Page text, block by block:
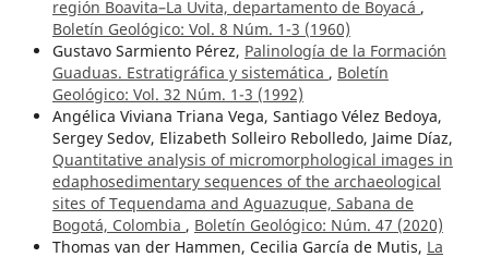
región Boavita–La Uvita, departamento de Boyacá ,
Boletín Geológico: Vol. 8 Núm. 1-3 (1960)
Gustavo Sarmiento Pérez, Palinología de la Formación
Guaduas. Estratigráfica y sistemática , Boletín
Geológico: Vol. 32 Núm. 1-3 (1992)
Angélica Viviana Triana Vega, Santiago Vélez Bedoya,
Sergey Sedov, Elizabeth Solleiro Rebolledo, Jaime Díaz,
Quantitative analysis of micromorphological images in
edaphosedimentary sequences of the archaeological
sites of Tequendama and Aguazuque, Sabana de
Bogotá, Colombia , Boletín Geológico: Núm. 47 (2020)
Thomas van der Hammen, Cecilia García de Mutis, La